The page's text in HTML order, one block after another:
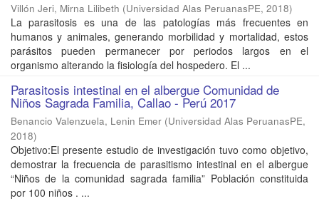
Villón Jeri, Mirna Lilibeth (Universidad Alas PeruanasPE, 2018)
La parasitosis es una de las patologías más frecuentes en
humanos y animales, generando morbilidad y mortalidad, estos
parásitos pueden permanecer por periodos largos en el
organismo alterando la fisiología del hospedero. El ...
Parasitosis intestinal en el albergue Comunidad de
Niños Sagrada Familia, Callao - Perú 2017
Benancio Valenzuela, Lenin Emer (Universidad Alas PeruanasPE,
2018)
Objetivo:El presente estudio de investigación tuvo como objetivo,
demostrar la frecuencia de parasitismo intestinal en el albergue
“Niños de la comunidad sagrada familia” Población constituida
por 100 niños . ...